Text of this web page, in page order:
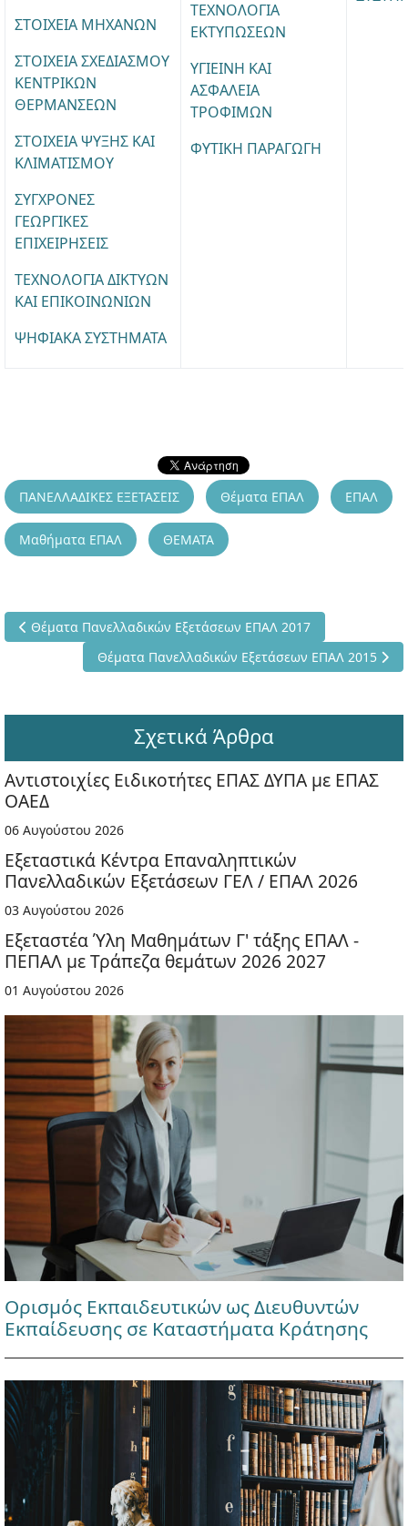
ΣΤΟΙΧΕΙΑ ΜΗΧΑΝΩΝ
ΣΤΟΙΧΕΙΑ ΣΧΕΔΙΑΣΜΟΥ
ΚΕΝΤΡΙΚΩΝ
ΘΕΡΜΑΝΣΕΩΝ
ΣΤΟΙΧΕΙΑ ΨΥΞΗΣ ΚΑΙ
ΚΛΙΜΑΤΙΣΜΟΥ
ΣΥΓΧΡΟΝΕΣ
ΓΕΩΡΓΙΚΕΣ
ΕΠΙΧΕΙΡΗΣΕΙΣ
ΤΕΧΝΟΛΟΓΙΑ ΔΙΚΤΥΩΝ
ΚΑΙ ΕΠΙΚΟΙΝΩΝΙΩΝ
ΨΗΦΙΑΚΑ ΣΥΣΤΗΜΑΤΑ
ΤΕΧΝΟΛΟΓΙΑ
ΕΚΤΥΠΩΣΕΩΝ
ΥΓΙΕΙΝΗ ΚΑΙ
ΑΣΦΑΛΕΙΑ
ΤΡΟΦΙΜΩΝ
ΦΥΤΙΚΗ ΠΑΡΑΓΩΓΗ
ΠΑΝΕΛΛΑΔΙΚΕΣ ΕΞΕΤΑΣΕΙΣ Θέματα ΕΠΑΛ ΕΠΑΛ
Μαθήματα ΕΠΑΛ ΘΕΜΑΤΑ
Προηγούμενο άρθρο: Θέματα Πανελλαδικών Εξετάσεων ΕΠΑΛ
Θέματα Πανελλαδικών Εξετάσεων ΕΠΑΛ 2017
Επόμενο άρθρο: Θέματα Πανελλαδικών
Θέματα Πανελλαδικών Εξετάσεων ΕΠΑΛ 2015
Σχετικά Άρθρα
Αντιστοιχίες Ειδικοτήτες ΕΠΑΣ ΔΥΠΑ με ΕΠΑΣ
ΟΑΕΔ
06 Αυγούστου 2026
Εξεταστικά Κέντρα Επαναληπτικών
Πανελλαδικών Εξετάσεων ΓΕΛ / ΕΠΑΛ 2026
03 Αυγούστου 2026
Εξεταστέα Ύλη Μαθημάτων Γ' τάξης ΕΠΑΛ -
ΠΕΠΑΛ με Τράπεζα θεμάτων 2026 2027
01 Αυγούστου 2026
Ορισμός Εκπαιδευτικών ως Διευθυντών
Εκπαίδευσης σε Καταστήματα Κράτησης